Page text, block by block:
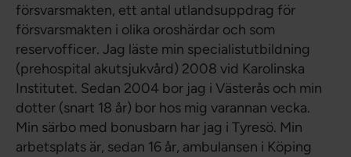
försvarsmakten, ett antal utlandsuppdrag för
försvarsmakten i olika oroshärdar och som
reservofficer. Jag läste min specialistutbildning
(prehospital akutsjukvård) 2008 vid Karolinska
Institutet. Sedan 2004 bor jag i Västerås och min
dotter (snart 18 år) bor hos mig varannan vecka.
Min särbo med bonusbarn har jag i Tyresö. Min
arbetsplats är, sedan 16 år, ambulansen i Köping